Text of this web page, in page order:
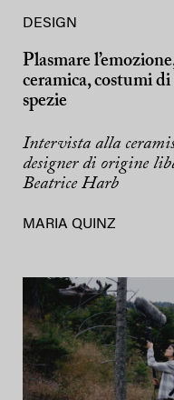
DESIGN
Plasmare
ceramica, costumi di
spezie
Intervista alla
designer di origine
Beatrice Harb
MARIA QUINZ